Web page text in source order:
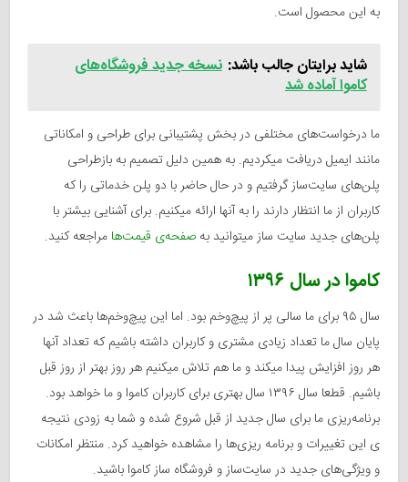
به این محصول است.
شاید برایتان جالب باشد: نسخه جدید فروشگاه‌های
کاموا آماده شد
ما درخواست‌های مختلفی در بخش پشتیبانی برای طراحی و امکاناتی
مانند ایمیل دریافت میکردیم. به همین دلیل تصمیم به بازطراحی
پلن‌های سایت‌ساز گرفتیم و در حال حاضر با دو پلن خدماتی را که
کاربران از ما انتظار دارند را به آنها ارائه میکنیم. برای آشنایی بیشتر با
پلن‌های جدید سایت ساز میتوانید بهصفحه‌ی قیمت‌ها مراجعه کنید.
کاموا در سال ۱۳۹۶
سال ۹۵ برای ما سالی پر از پیچ‌وخم بود. اما این پیچ‌وخم‌ها باعث شد در
پایان سال ما تعداد زیادی مشتری و کاربران داشته باشیم که تعداد آنها
هر روز افزایش پیدا میکند و ما هم تلاش میکنیم هر روز بهتر از روز قبل
باشیم. قطعا سال ۱۳۹۶ سال بهتری برای کاربران کاموا و ما خواهد بود.
برنامه‌ریزی ما برای سال جدید از قبل شروع شده و شما به زودی نتیجه
ی این تغییرات و برنامه ریزی‌ها را مشاهده خواهید کرد. منتظر امکانات
و ویژگی‌های جدید در سایت‌ساز و فروشگاه ساز کاموا باشید.